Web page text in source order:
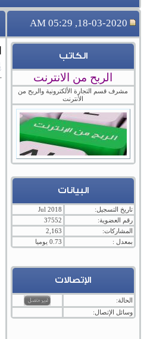
18-03-2020, 05:29 AM
الكاتب
الربح من الانترنت
مشرف قسم التجارة الألكترونية والربح من
الأنترنت
البيانات
تاريخ التسجيل:
Jul 2018
رقم العضوية:
37552
المشاركات:
2,163
بمعدل :
0.73 يوميا
الإتصالات
الحالة:
وسائل الإتصال: